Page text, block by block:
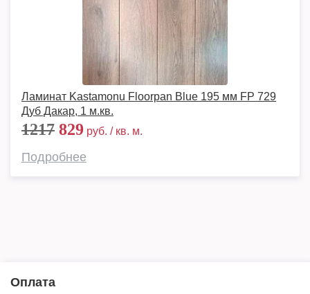
Ламинат Kastamonu Floorpan Blue 195 мм FP 729
Дуб Дакар, 1 м.кв.
1217 829 руб. / кв. м.
Подробнее
Оплата